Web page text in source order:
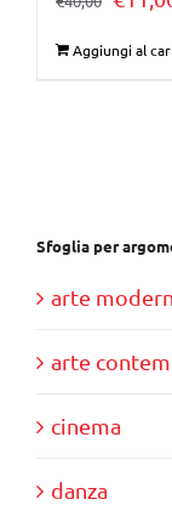
Aggiungi al
Sfoglia per
arte
arte
cinema
danza